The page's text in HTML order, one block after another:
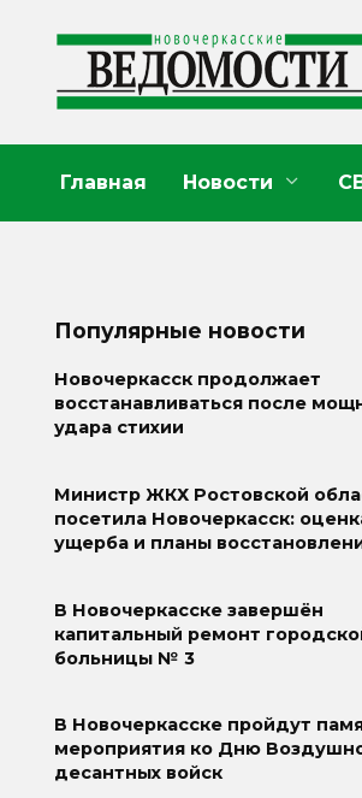
содержанию
Главная Новости
Популярные новости
Новочеркасск продолжает
восстанавливаться после
удара стихии
Министр ЖКХ Ростовской
посетила Новочеркасск:
ущерба и планы
В Новочеркасске завершён
капитальный ремонт
больницы № 3
В Новочеркасске пройдут
мероприятия ко Дню
десантных войск